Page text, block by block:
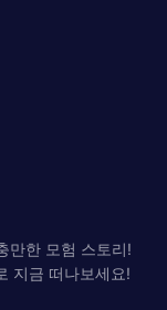
만한 모험 스토리!
지금 떠나보세요!